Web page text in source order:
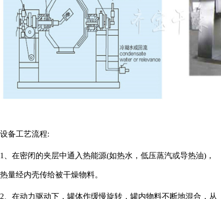
设备工艺流程:
1、在密闭的夹层中通入热能源(如热水，低压蒸汽或导热油)，
热量经内壳传给被干燥物料。
2、在动力驱动下，罐体作缓慢旋转，罐内物料不断地混合，从